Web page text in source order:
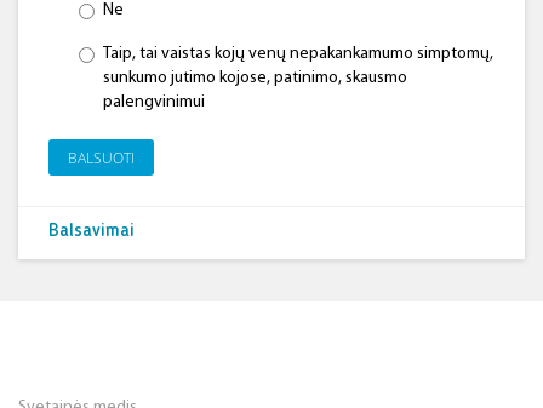
Ne
Taip, tai vaistas kojų venų nepakankamumo simptomų,
sunkumo jutimo kojose, patinimo, skausmo
palengvinimui
BALSUOTI
Balsavimai